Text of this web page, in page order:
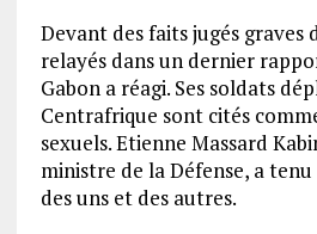
Devant des faits jugés graves
relayés dans un dernier
Gabon a réagi. Ses soldats
Centrafrique sont cités
sexuels. Etienne Massard
ministre de la Défense, a
des uns et des autres.